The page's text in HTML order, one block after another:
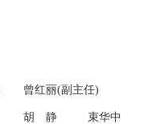
曾红丽(副主任)
胡 静 束华中